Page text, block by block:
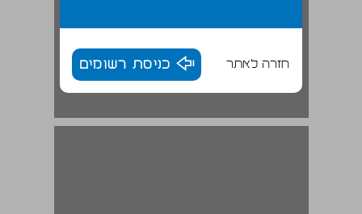
חזרה לאתר כניסת רשומים
פירושים קודמים של 'יסוד מורא' ... 18